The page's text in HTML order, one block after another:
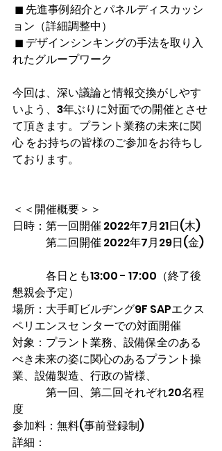
ョン（詳細調整中）
れたグループワーク
今回は、深い議論と情報交換がしやす
いよう、3年ぶりに対面での開催とさせ
て頂きます。プラント業務の未来に関
心 をお持ちの皆様のご参加をお待ちし
ております。
＜＜開催概要＞＞
日時：第一回開催 2022年7月21日(木)
第二回開催 2022年7月29日(金)
各日とも13:00 - 17:00（終了後
懇親会予定）
場所：大手町ビルヂング9F SAPエクス
ペリエンスセ ンターでの対面開催
対象：プラント業務、設備保全のある
べき未来の姿に関心のあるプラント操
業、設備製造、行政の皆様、
第一回、第二回それぞれ20名程
度
参加料：無料(事前登録制)
詳細：